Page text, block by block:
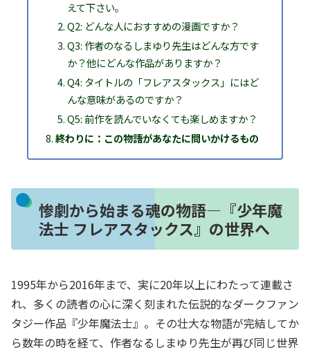
えて下さい。
Q2: どんな人におすすめの漫画ですか？
Q3: 作者のなるしまゆり先生はどんな方です
か？他にどんな作品がありますか？
Q4: タイトルの「フレアスタックス」にはど
んな意味があるのですか？
Q5: 前作を読んでいなくても楽しめますか？
終わりに：この物語があなたに問いかけるもの
惨劇から始まる魂の物語―『少年魔
法士 フレアスタックス』の世界へ
1995年から2016年まで、実に20年以上にわたって連載さ
れ、多くの読者の心に深く刻まれた伝説的なダークファン
タジー作品『少年魔法士』。その壮大な物語が完結してか
ら数年の時を経て、作者なるしまゆり先生が再び同じ世界